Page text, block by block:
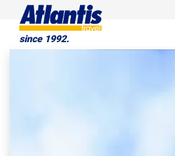
since 1992.